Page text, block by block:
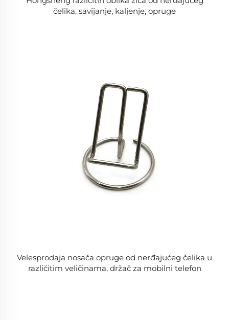
čelika, savijanje, kaljenje, opruge
Velesprodaja nosača opruge od nerđajućeg čelika u
različitim veličinama, držač za mobilni telefon